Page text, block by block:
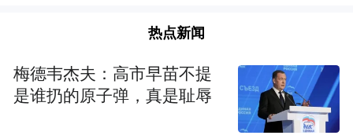
产品,往往比单点卖点突出的产品更值得持续
一、先看底层研发和市场表现。肝乐泉由哈
佛医学院联合巴塞罗那 EURECAT 医学中心
热点新闻
梅德韦杰夫：高市早苗不提
是谁扔的原子弹，真是耻辱